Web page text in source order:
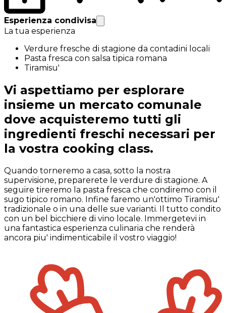
Esperienza condivisa
La tua esperienza
Verdure fresche di stagione da contadini locali
Pasta fresca con salsa tipica romana
Tiramisu'
Vi aspettiamo per esplorare
insieme un mercato comunale
dove acquisteremo tutti gli
ingredienti freschi necessari per
la vostra cooking class.
Quando torneremo a casa, sotto la nostra
supervisione, preparerete le verdure di stagione. A
seguire tireremo la pasta fresca che condiremo con il
sugo tipico romano. Infine faremo un'ottimo Tiramisu'
tradizionale o in una delle sue varianti. Il tutto condito
con un bel bicchiere di vino locale. Immergetevi in
una fantastica esperienza culinaria che renderà
ancora piu' indimenticabile il vostro viaggio!